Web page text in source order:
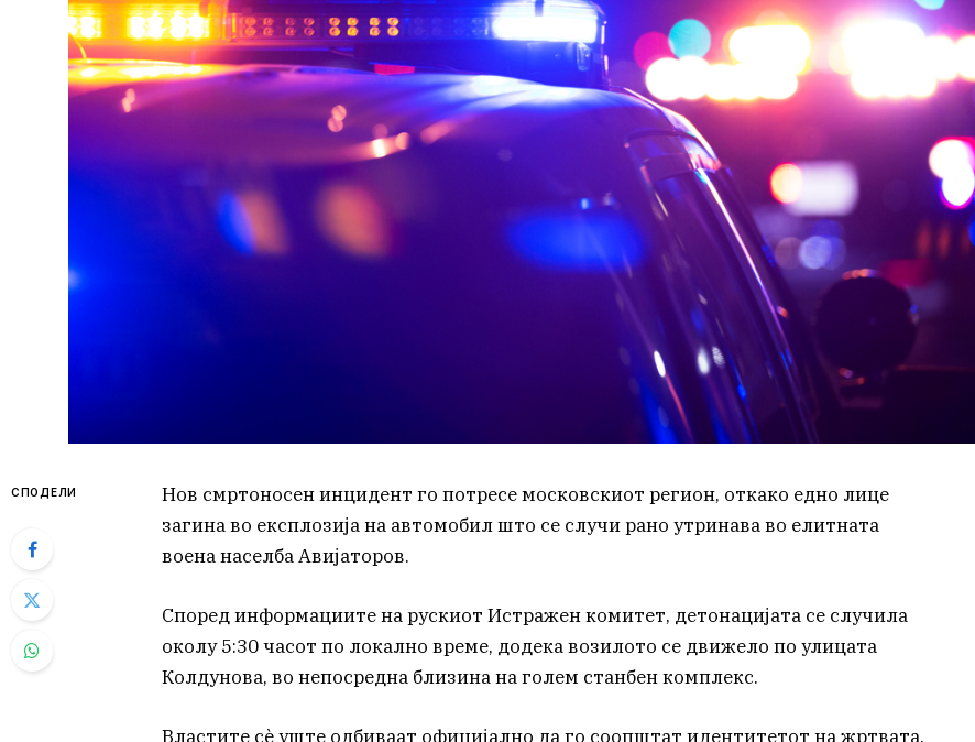
СПОДЕЛИ
Нов смртоносен инцидент го потресе московскиот регион, откако едно лице
загина во експлозија на автомобил што се случи рано утринава во елитната
воена населба Авијаторов.
Според информациите на рускиот Истражен комитет, детонацијата се случила
околу 5:30 часот по локално време, додека возилото се движело по улицата
Колдунова, во непосредна близина на голем станбен комплекс.
Властите сè уште одбиваат официјално да го соопштат идентитетот на жртвата,